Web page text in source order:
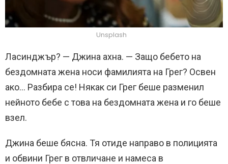
Unsplash
Ласинджър? — Джина ахна. — Защо бебето на
бездомната жена носи фамилията на Грег? Освен
ако… Разбира се! Някак си Грег беше разменил
нейното бебе с това на бездомната жена и го беше
взел.
Джина беше бясна. Тя отиде направо в полицията
и обвини Грег в отвличане и намеса в